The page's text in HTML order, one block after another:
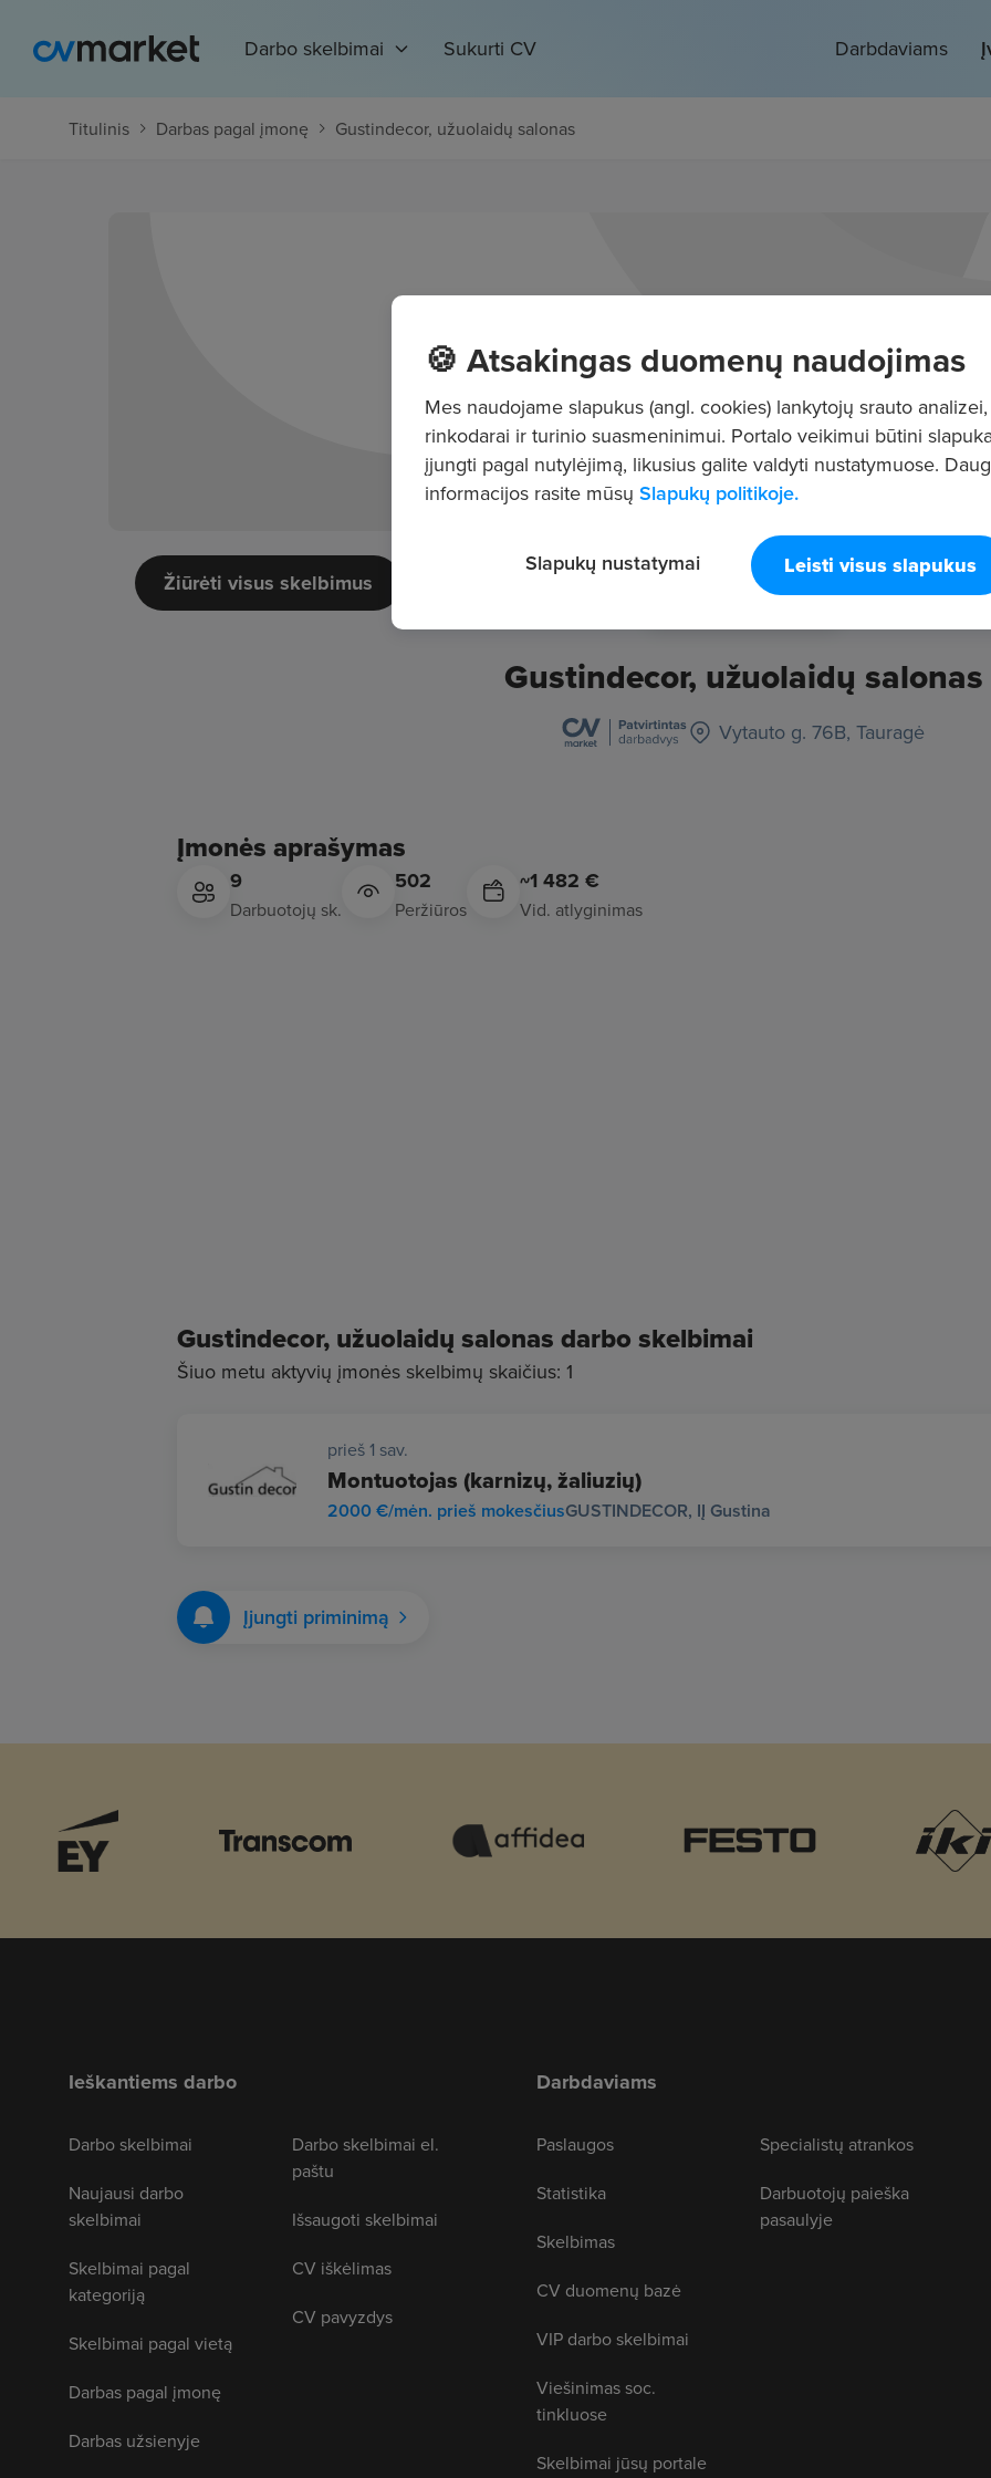
Darbo skelbimai Sukurti CV Darbdaviams
Titulinis Darbas pagal įmonę Gustindecor, užuolaidų salonas
Žiūrėti visus skelbimus
Gustindecor, užuolaidų salonas
Vytauto g. 76B, Tauragė
Įmonės aprašymas
9
Darbuotojų sk.
502
Peržiūros
~1 482 €
Vid. atlyginimas
Gustindecor, užuolaidų salonas darbo skelbimai
Šiuo metu aktyvių įmonės skelbimų skaičius: 1
prieš 1 sav.
Montuotojas (karnizų, žaliuzių)
GUSTINDECOR, IĮ Gustina
2000 €/mėn. prieš mokesčius
Įjungti priminimą
Ieškantiems darbo
Darbo skelbimai
Naujausi darbo
skelbimai
Skelbimai pagal
kategoriją
Skelbimai pagal vietą
Darbas pagal įmonę
Darbas užsienyje
Darbo skelbimai el.
paštu
Išsaugoti skelbimai
CV iškėlimas
CV pavyzdys
Darbdaviams
Paslaugos
Statistika
Skelbimas
CV duomenų bazė
VIP darbo skelbimai
Viešinimas soc.
tinkluose
Skelbimai jūsų portale
Specialistų atrankos
Darbuotojų paieška
pasaulyje
🍪 Atsakingas duomenų naudojimas
Mes naudojame slapukus (angl. cookies) lankytojų srauto analizei,
rinkodarai ir turinio suasmeninimui. Portalo veikimui būtini
įjungti pagal nutylėjimą, likusius galite valdyti nustatymuose.
informacijos rasite mūsų Slapukų politikoje.
Leisti visus slapukus
Slapukų nustatymai